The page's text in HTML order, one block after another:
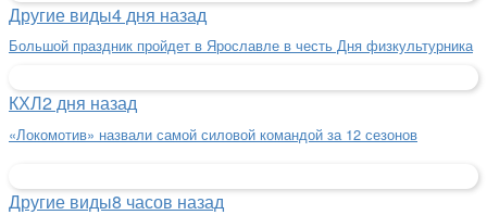
Другие виды4 дня назад
Большой праздник пройдет в Ярославле в честь Дня физкультурника
КХЛ2 дня назад
«Локомотив» назвали самой силовой командой за 12 сезонов
Другие виды8 часов назад